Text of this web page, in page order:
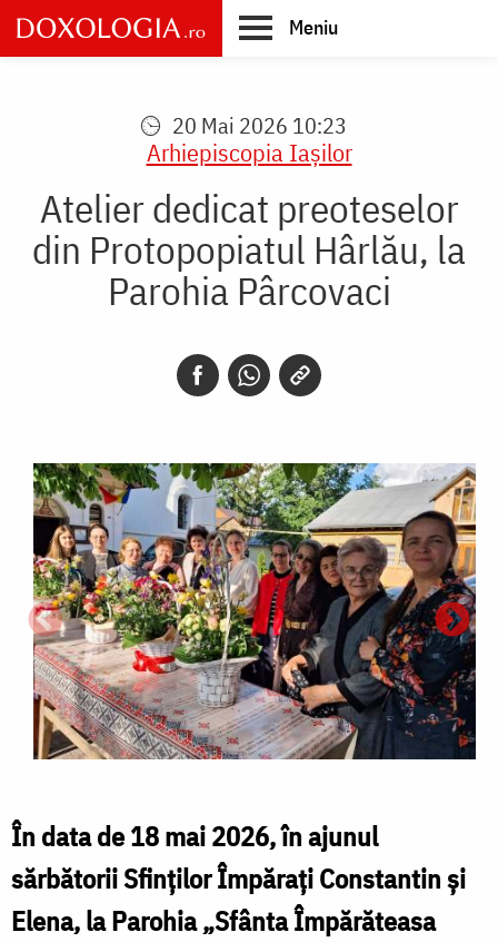
Skip
to
main
Meniu
20 Mai 2026 10:23
Arhiepiscopia Iaşilor
Atelier dedicat preoteselor
din Protopopiatul Hârlău, la
Parohia Pârcovaci
În data de 18 mai 2026, în ajunul
sărbătorii Sfinților Împărați Constantin și
Elena, la Parohia „Sfânta Împărăteasa